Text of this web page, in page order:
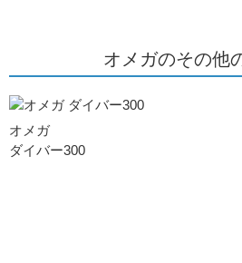
オメガのその他
オメガ
ダイバー300